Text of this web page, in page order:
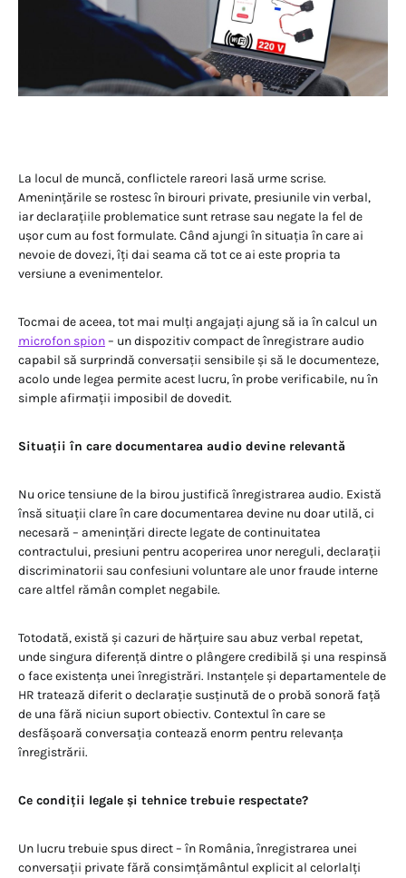
La locul de muncă, conflictele rareori lasă urme scrise.
Amenințările se rostesc în birouri private, presiunile vin verbal,
iar declarațiile problematice sunt retrase sau negate la fel de
ușor cum au fost formulate. Când ajungi în situația în care ai
nevoie de dovezi, îți dai seama că tot ce ai este propria ta
versiune a evenimentelor.
Tocmai de aceea, tot mai mulți angajați ajung să ia în calcul un
microfon spion– un dispozitiv compact de înregistrare audio
capabil să surprindă conversații sensibile și să le documenteze,
acolo unde legea permite acest lucru, în probe verificabile, nu în
simple afirmații imposibil de dovedit.
Situații în care documentarea audio devine relevantă
Nu orice tensiune de la birou justifică înregistrarea audio. Există
însă situații clare în care documentarea devine nu doar utilă, ci
necesară – amenințări directe legate de continuitatea
contractului, presiuni pentru acoperirea unor nereguli, declarații
discriminatorii sau confesiuni voluntare ale unor fraude interne
care altfel rămân complet negabile.
Totodată, există și cazuri de hărțuire sau abuz verbal repetat,
unde singura diferență dintre o plângere credibilă și una respinsă
o face existența unei înregistrări. Instanțele și departamentele de
HR tratează diferit o declarație susținută de o probă sonoră față
de una fără niciun suport obiectiv. Contextul în care se
desfășoară conversația contează enorm pentru relevanța
înregistrării.
Ce condiții legale și tehnice trebuie respectate?
Un lucru trebuie spus direct – în România, înregistrarea unei
conversații private fără consimțământul explicit al celorlalți